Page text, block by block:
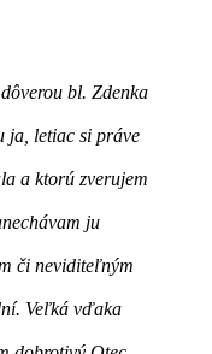
bl. Zdenka
ja, letiac si práve
a ktorú zverujem
ju
či neviditeľným
Veľká vďaka